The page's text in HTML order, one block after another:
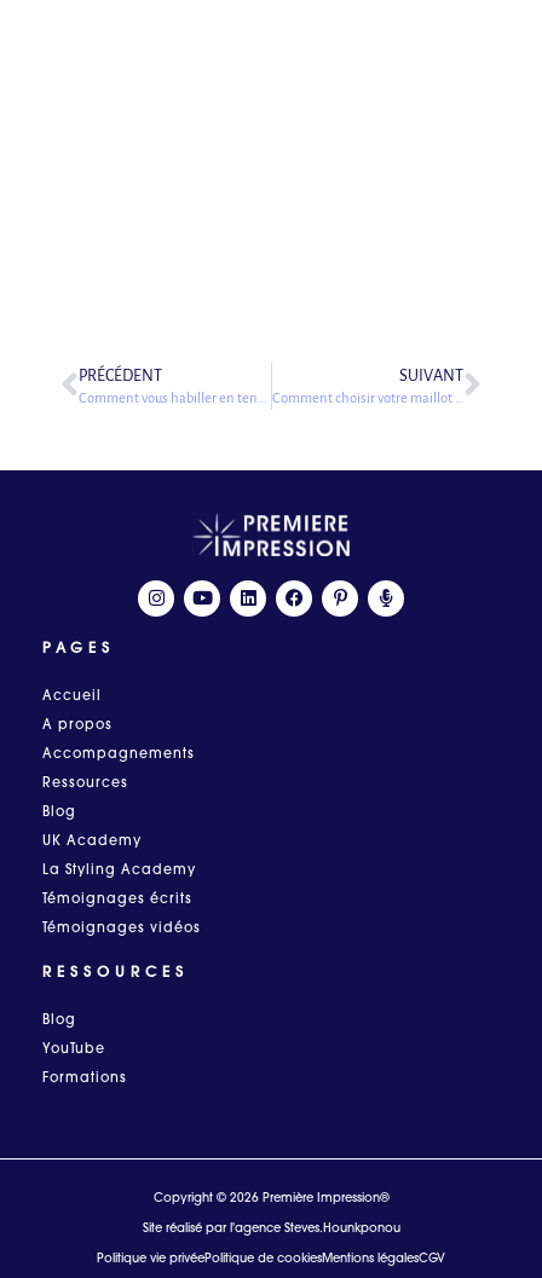
PRÉCÉDENT
Comment vous habiller en tenue de ville ?
SUIVANT
Comment choisir votre maillot de bain ?
PAGES
Accueil
A propos
Accompagnements
Ressources
Blog
UK Academy
La Styling Academy
Témoignages écrits
Témoignages vidéos
RESSOURCES
Blog
YouTube
Formations
Copyright © 2026 Première Impression®
Site réalisé par l'agence Steves.Hounkponou
Politique vie privéePolitique de cookiesMentions légalesCGV